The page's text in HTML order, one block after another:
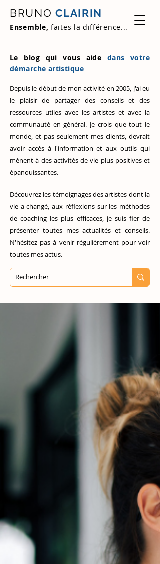
BRUNO CLAIRIN
Ensemble, faites la différence...
Le blog qui vous aide dans votre
démarche artistique
Depuis le début de mon activité en 2005, j'ai eu
le plaisir de partager des conseils et des
ressources utiles avec les artistes et avec la
communauté en général. Je crois que tout le
monde, et pas seulement mes clients, devrait
avoir accès à l'information et aux outils qui
mènent à des activités de vie plus positives et
épanouissantes.
Découvrez les témoignages des artistes dont la
vie a changé, aux réflexions sur les méthodes
de coaching les plus efficaces, je suis fier de
présenter toutes mes actualités et conseils.
N'hésitez pas à venir régulièrement pour voir
toutes mes actus.